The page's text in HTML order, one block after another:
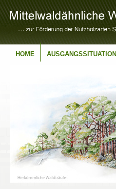
HOME AUSGANGSSITUATION